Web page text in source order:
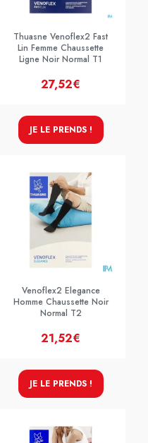
Thuasne Venoflex2 Fast
Lin Femme Chaussette
Ligne Noir Normal T1
27,52€
JE LE PRENDS !
Venoflex2 Elegance
Homme Chaussette Noir
Normal T2
21,52€
JE LE PRENDS !